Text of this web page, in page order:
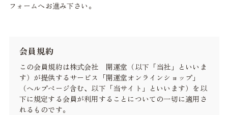
フォームへお進み下さい。
会員規約
この会員規約は株式会社 開運堂（以下「当社」といいま
す）が提供するサービス「開運堂オンラインショップ」
（ヘルプページ含む、以下「当サイト」といいます）を以
下に規定する会員が利用することについての一切に適用さ
れるものです。